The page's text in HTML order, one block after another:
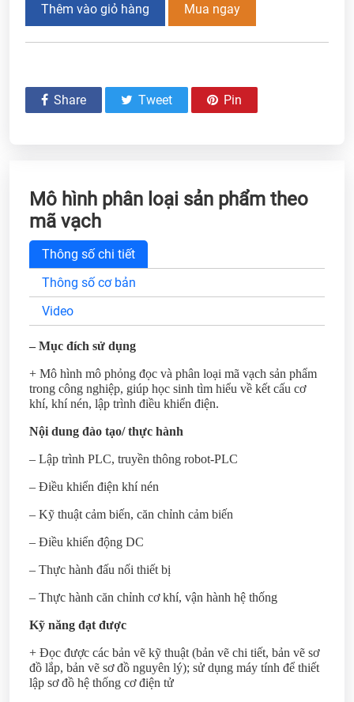
Thêm vào giỏ hàng Mua ngay
Share Tweet Pin
Mô hình phân loại sản phẩm theo
mã vạch
Thông số chi tiết
Thông số cơ bản
Video
– Mục đích sử dụng
+ Mô hình mô phỏng đọc và phân loại mã vạch sản phẩm
trong công nghiệp, giúp học sinh tìm hiểu về kết cấu cơ
khí, khí nén, lập trình điều khiển điện.
Nội dung đào tạo/ thực hành
– Lập trình PLC, truyền thông robot-PLC
– Điều khiển điện khí nén
– Kỹ thuật cảm biến, căn chỉnh cảm biến
– Điều khiển động DC
– Thực hành đấu nối thiết bị
– Thực hành căn chỉnh cơ khí, vận hành hệ thống
Kỹ năng đạt được
+ Đọc được các bản vẽ kỹ thuật (bản vẽ chi tiết, bản vẽ sơ
đồ lắp, bản vẽ sơ đồ nguyên lý); sử dụng máy tính để thiết
lập sơ đồ hệ thống cơ điện tử